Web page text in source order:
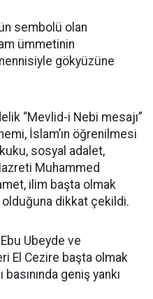
sembolü olan
ümmetinin
gökyüzüne
“Mevlid-i Nebi mesajı”
İslam’ın öğrenilmesi
sosyal adalet,
Muhammed
ilim başta olmak
olduğuna dikkat çekildi.
Ubeyde ve
El Cezire başta olmak
geniş yankı